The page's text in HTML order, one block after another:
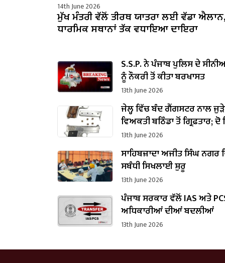
14th June 2026
ਮੁੱਖ ਮੰਤਰੀ ਵੱਲੋਂ ਤੀਰਥ ਯਾਤਰਾ ਲਈ ਵੱਡਾ
ਧਾਰਮਿਕ ਸਥਾਨਾਂ ਤੱਕ ਵਧਾਇਆ ਦਾਇਰਾ
S.S.P. ਨੇ ਪੰਜਾਬ ਪੁਲਿਸ ਦੇ
ਨੂੰ ਨੌਕਰੀ ਤੋਂ ਕੀਤਾ ਬਰਖਾਸਤ
13th June 2026
ਜੇਲ੍ਹ ਵਿੱਚ ਬੰਦ ਗੈਂਗਸਟਰ ਨਾਲ
ਵਿਅਕਤੀ ਬਠਿੰਡਾ ਤੋਂ ਗ੍ਰਿਫ਼ਤਾਰ;
ਬਰਾਮਦ
13th June 2026
ਸਾਹਿਬਜ਼ਾਦਾ ਅਜੀਤ ਸਿੰਘ ਨਗਰ
ਸਬੰਧੀ ਸਿਖਲਾਈ ਸ਼ੁਰੂ
13th June 2026
ਪੰਜਾਬ ਸਰਕਾਰ ਵੱਲੋਂ IAS ਅਤੇ
ਅਧਿਕਾਰੀਆਂ ਦੀਆਂ ਬਦਲੀਆਂ
13th June 2026